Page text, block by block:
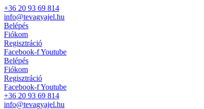
+36 20 93 69 814
info@tevagyajel.hu
Belépés
Fiókom
Regisztráció
Facebook-fYoutube
Belépés
Fiókom
Regisztráció
Facebook-fYoutube
+36 20 93 69 814
info@tevagyajel.hu